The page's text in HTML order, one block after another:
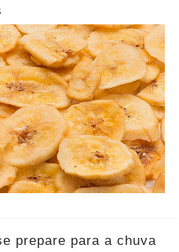
prepare para a chuva